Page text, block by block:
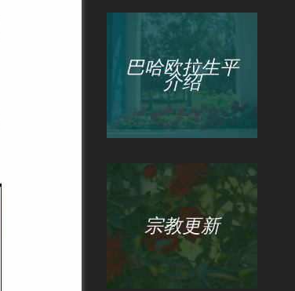
巴哈欧拉生平
介绍
宗教更新